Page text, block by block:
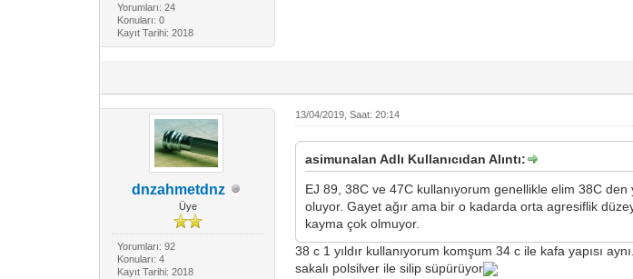
Yorumları: 24
Konuları: 0
Kayıt Tarihi: 2018
dnzahmetdnz
Üye
Yorumları: 92
Konuları: 4
Kayıt Tarihi: 2018
13/04/2019, Saat: 20:14
asimunalan Adlı Kullanıcıdan Alıntı:
EJ 89, 38C ve 47C kullanıyorum genellikle elim 38C
oluyor. Gayet ağır ama bir o kadarda orta agresiflik
kayma çok olmuyor.
38 c 1 yıldır kullanıyorum komşum 34 c ile kafa yapısı
sakalı polsilver ile silip süpürüyor